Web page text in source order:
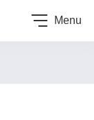
Menu